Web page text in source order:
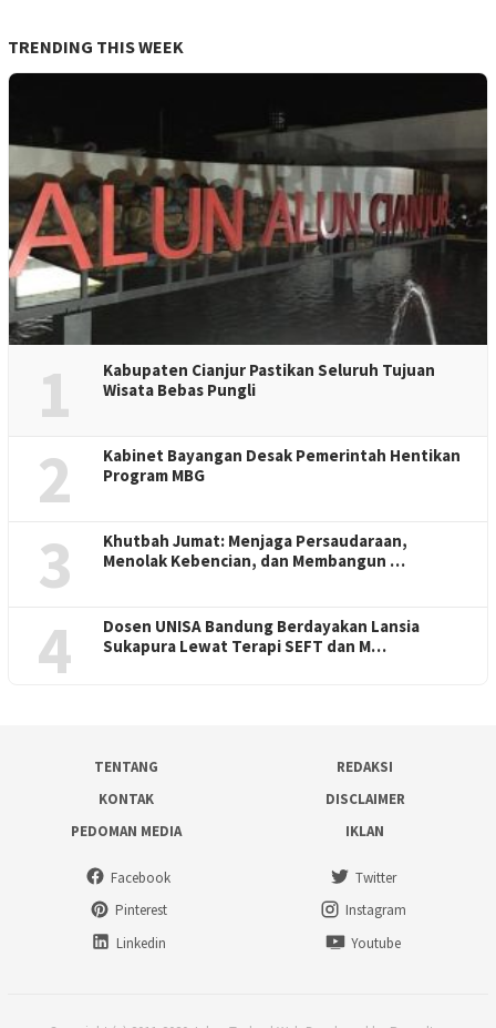
TRENDING THIS WEEK
1
Kabupaten Cianjur Pastikan Seluruh Tujuan
Wisata Bebas Pungli
2
Kabinet Bayangan Desak Pemerintah Hentikan
Program MBG
3
Khutbah Jumat: Menjaga Persaudaraan,
Menolak Kebencian, dan Membangun …
4
Dosen UNISA Bandung Berdayakan Lansia
Sukapura Lewat Terapi SEFT dan M…
TENTANG
REDAKSI
KONTAK
DISCLAIMER
PEDOMAN MEDIA
IKLAN
Facebook
Twitter
Pinterest
Instagram
Linkedin
Youtube